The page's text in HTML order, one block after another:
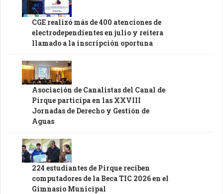
CGE realizó más de 400 atenciones de
electrodependientes en julio y reitera
llamado a la inscripción oportuna
Asociación de Canalistas del Canal de
Pirque participa en las XXVIII
Jornadas de Derecho y Gestión de
Aguas
224 estudiantes de Pirque reciben
computadores de la Beca TIC 2026 en el
Gimnasio Municipal